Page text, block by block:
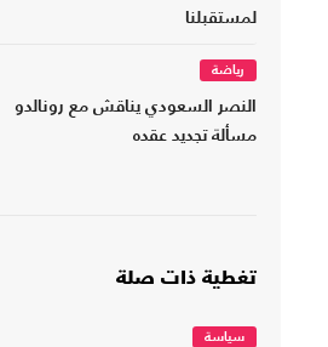
لمستقبلنا
رياضة
النصر السعودي يناقش مع رونالدو
مسألة تجديد عقده
تغطية ذات صلة
سياسة